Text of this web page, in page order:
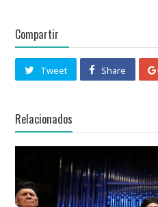
Compartir
Tweet Share
Relacionados